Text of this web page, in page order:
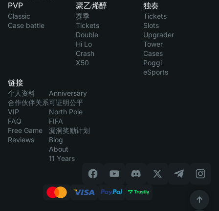
PVP
Classic
Case battle
聚乙烯醇
赛季
Tickets
Double
Hi Lo
Crash
X50
独奏
Tickets
Slots
Upgrader
Tower
Cases
Poggi
eSports
链接
个人资料
合作伙伴关系
VIP
FAQ
Free Game
Reviews
Anniversary
可证明公平
North Pole
FIFA
漏洞奖励计划
Blog
About
11 Years